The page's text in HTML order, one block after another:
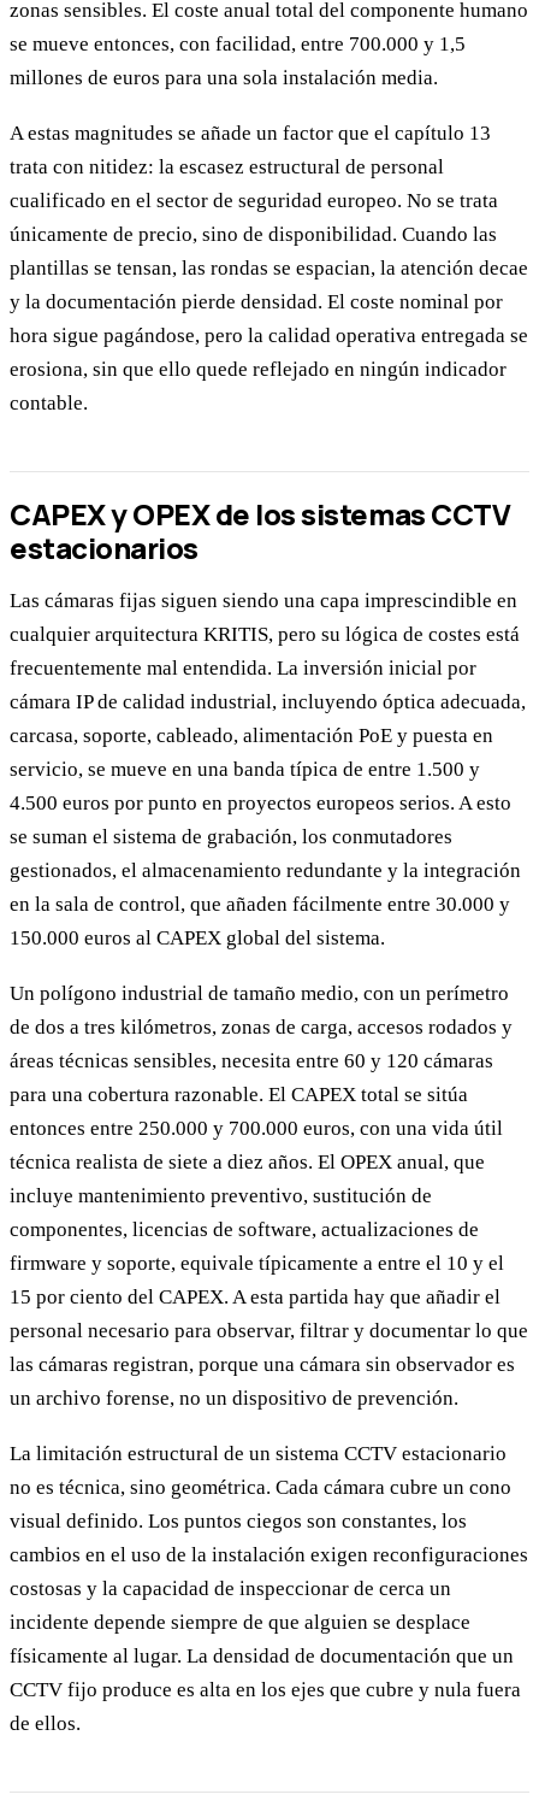
zonas sensibles. El coste anual total del componente humano
se mueve entonces, con facilidad, entre 700.000 y 1,5
millones de euros para una sola instalación media.
A estas magnitudes se añade un factor que el capítulo 13
trata con nitidez: la escasez estructural de personal
cualificado en el sector de seguridad europeo. No se trata
únicamente de precio, sino de disponibilidad. Cuando las
plantillas se tensan, las rondas se espacian, la atención decae
y la documentación pierde densidad. El coste nominal por
hora sigue pagándose, pero la calidad operativa entregada se
erosiona, sin que ello quede reflejado en ningún indicador
contable.
CAPEX y OPEX de los sistemas CCTV
estacionarios
Las cámaras fijas siguen siendo una capa imprescindible en
cualquier arquitectura KRITIS, pero su lógica de costes está
frecuentemente mal entendida. La inversión inicial por
cámara IP de calidad industrial, incluyendo óptica adecuada,
carcasa, soporte, cableado, alimentación PoE y puesta en
servicio, se mueve en una banda típica de entre 1.500 y
4.500 euros por punto en proyectos europeos serios. A esto
se suman el sistema de grabación, los conmutadores
gestionados, el almacenamiento redundante y la integración
en la sala de control, que añaden fácilmente entre 30.000 y
150.000 euros al CAPEX global del sistema.
Un polígono industrial de tamaño medio, con un perímetro
de dos a tres kilómetros, zonas de carga, accesos rodados y
áreas técnicas sensibles, necesita entre 60 y 120 cámaras
para una cobertura razonable. El CAPEX total se sitúa
entonces entre 250.000 y 700.000 euros, con una vida útil
técnica realista de siete a diez años. El OPEX anual, que
incluye mantenimiento preventivo, sustitución de
componentes, licencias de software, actualizaciones de
firmware y soporte, equivale típicamente a entre el 10 y el
15 por ciento del CAPEX. A esta partida hay que añadir el
personal necesario para observar, filtrar y documentar lo que
las cámaras registran, porque una cámara sin observador es
un archivo forense, no un dispositivo de prevención.
La limitación estructural de un sistema CCTV estacionario
no es técnica, sino geométrica. Cada cámara cubre un cono
visual definido. Los puntos ciegos son constantes, los
cambios en el uso de la instalación exigen reconfiguraciones
costosas y la capacidad de inspeccionar de cerca un
incidente depende siempre de que alguien se desplace
físicamente al lugar. La densidad de documentación que un
CCTV fijo produce es alta en los ejes que cubre y nula fuera
de ellos.